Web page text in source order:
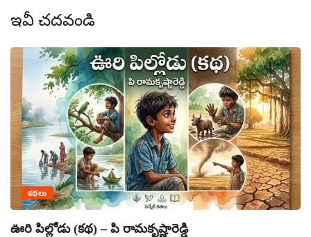
ఇవీ చదవండి
కథలు
ఊరి పిల్లోడు (కథ) – పి రామకృష్ణారెడ్డి